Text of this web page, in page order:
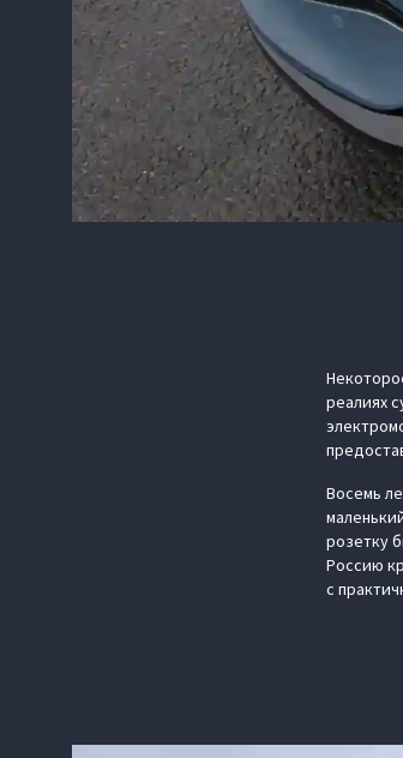
реалиях
Восемь
розетку
Россию
с